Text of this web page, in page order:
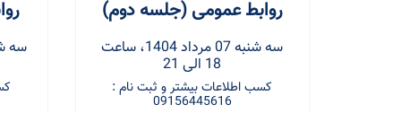
روابط عمومی (جلسه دوم)
سه شنبه 07 مرداد 1404، ساعت
18 الی 21
کسب اطلاعات بیشتر و ثبت نام :
09156445616